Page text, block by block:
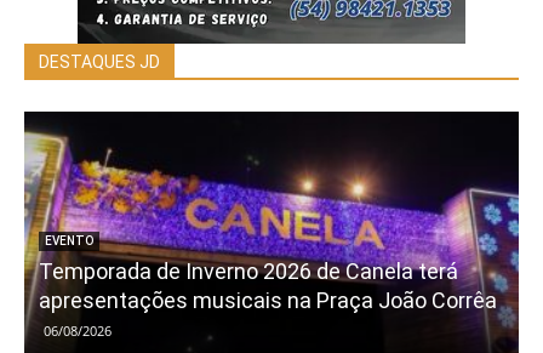
DESTAQUES JD
EVENTO
Temporada de Inverno 2026 de Canela terá
apresentações musicais na Praça João Corrêa
06/08/2026